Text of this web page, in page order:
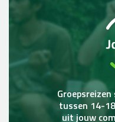
tussen 14-
uit jouw